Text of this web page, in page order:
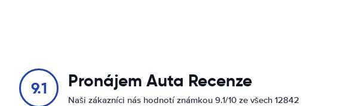
9.1 Pronájem Auta Recenze
Naši zákazníci nás hodnotí známkou 9.1/10 ze všech 12842